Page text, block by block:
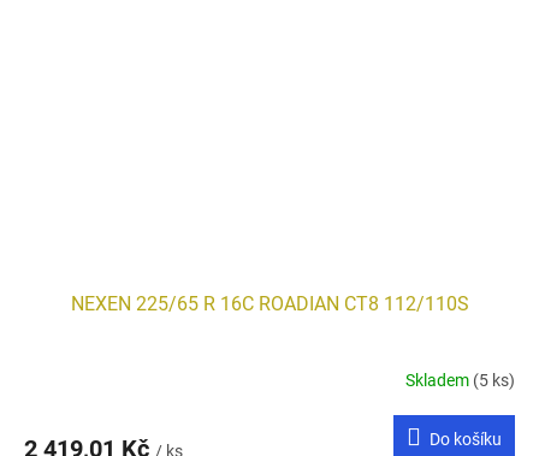
NEXEN 225/65 R 16C ROADIAN CT8 112/110S
Skladem (5 ks)
2 419,01 Kč / ks
Do košíku